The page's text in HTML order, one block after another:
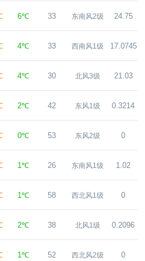
6℃ 33 东南风2级 24.75
4℃ 33 西南风1级 17.0745
4℃ 30 北风3级 21.03
2℃ 42 东风1级 0.3214
0℃ 53 东风2级 0
1℃ 26 东南风1级 1.02
1℃ 58 西北风1级 0
2℃ 38 北风1级 0.2096
1℃ 52 西北风2级 0